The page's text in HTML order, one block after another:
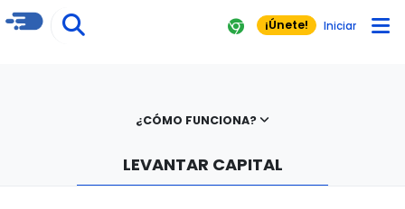
¡Únete! Iniciar
¿CÓMO FUNCIONA?
LEVANTAR CAPITAL